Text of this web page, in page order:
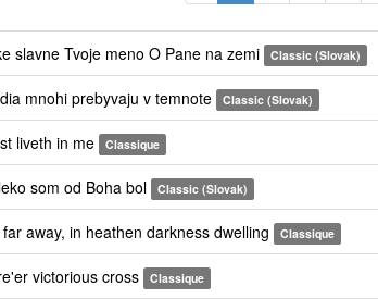
slavne Tvoje meno O Pane na zemi Classic (Slovak)
mnohi prebyvaju v temnote Classic (Slovak)
liveth in me Classique
som od Boha bol Classic (Slovak)
away, in heathen darkness dwelling Classique
victorious cross Classique